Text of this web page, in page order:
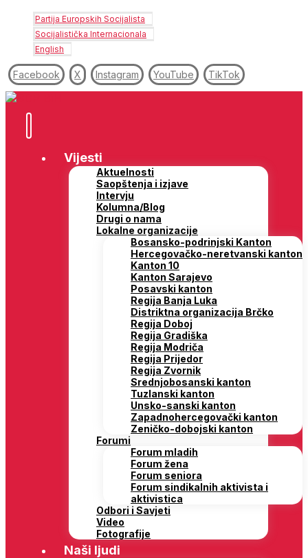
Partija Europskih Socijalista
Socijalistička Internacionala
English
Facebook X Instagram YouTube TikTok
Vijesti
Aktuelnosti
Saopštenja i izjave
Intervju
Kolumna/Blog
Drugi o nama
Lokalne organizacije
Bosansko-podrinjski Kanton
Hercegovačko-neretvanski kanton
Kanton 10
Kanton Sarajevo
Posavski kanton
Regija Banja Luka
Distriktna organizacija Brčko
Regija Doboj
Regija Gradiška
Regija Modriča
Regija Prijedor
Regija Zvornik
Srednjobosanski kanton
Tuzlanski kanton
Unsko-sanski kanton
Zapadnohercegovački kanton
Zeničko-dobojski kanton
Forumi
Forum mladih
Forum žena
Forum seniora
Forum sindikalnih aktivista i
aktivistica
Odbori i Savjeti
Video
Fotografije
Naši ljudi